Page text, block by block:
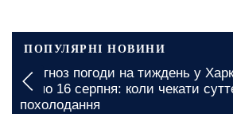
ПОПУЛЯРНІ НОВИНИ
Прогноз погоди на тиждень у
10 по 16 серпня: коли чекати
похолодання